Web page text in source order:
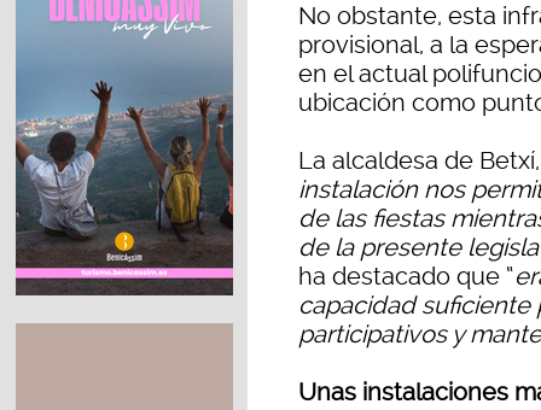
No obstante, esta
provisional, a la
en el actual
ubicación como
La alcaldesa de
instalación nos
de las fiestas
de la presente
ha destacado que “
capacidad suficiente
participativos y
Unas instalaciones